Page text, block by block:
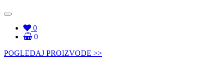
0
0
POGLEDAJ PROIZVODE >>